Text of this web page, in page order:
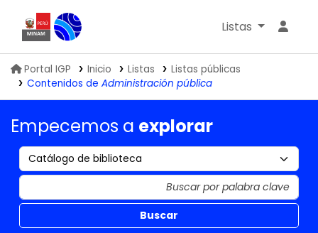
Biblioteca IGP
Listas
Portal IGP Inicio Listas
Listas públicas
Contenidos de Administración pública
Empecemos a explorar
Buscar